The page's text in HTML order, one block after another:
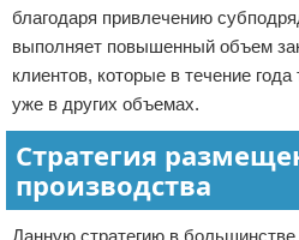
благодаря привлечению
выполняет повышенный объем
клиентов, которые в течение
уже в других объемах.
Стратегия
производства
Данную стратегию в